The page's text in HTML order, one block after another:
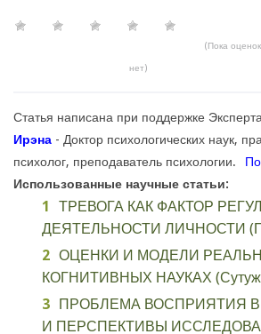
(Пока оценок
нет)
Статья написана при поддержке
Ирэна - Доктор психологических наук,
психолог, преподаватель психологии.
Использованные научные статьи:
ТРЕВОГА КАК ФАКТОР
ДЕЯТЕЛЬНОСТИ ЛИЧНОСТИ
ОЦЕНКИ И МОДЕЛИ
КОГНИТИВНЫХ НАУКАХ
ПРОБЛЕМА ВОСПРИЯТИЯ
И ПЕРСПЕКТИВЫ